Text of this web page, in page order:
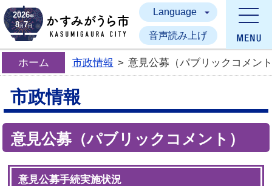
かすみがうら市
2026年
8月7日
Language
音声読み上げ
ホーム 市政情報 > 意見公募（パブリックコメン
市政情報
意見公募（パブリックコメント）
意見公募手続実施状況